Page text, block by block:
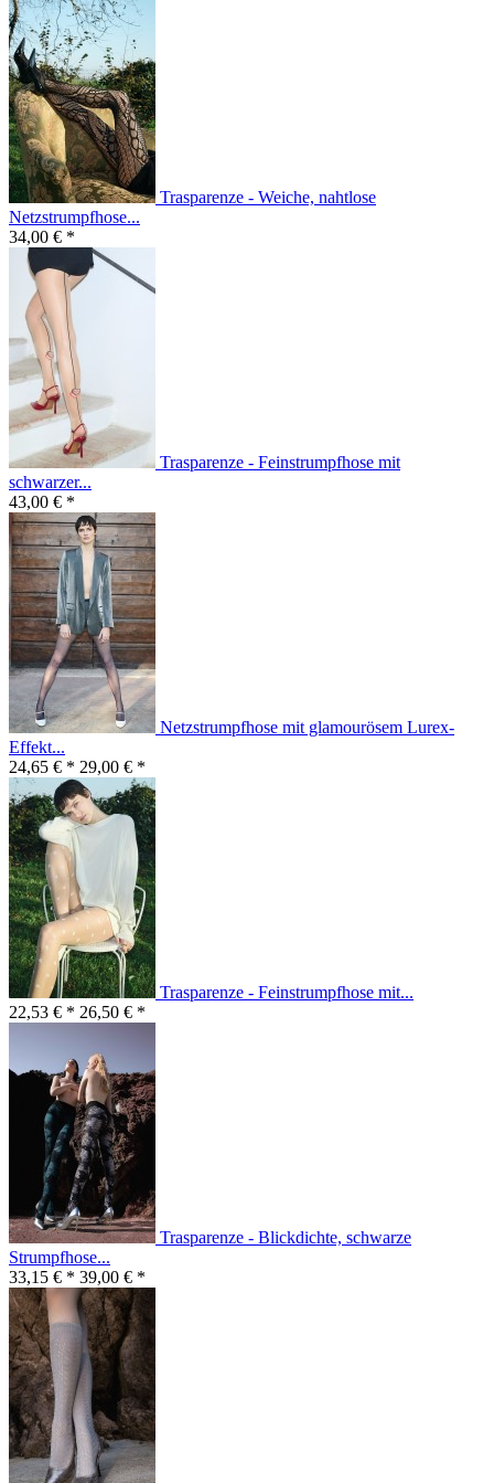
Trasparenze - Weiche, nahtlose
Netzstrumpfhose...
34,00 € *
Trasparenze - Feinstrumpfhose mit
schwarzer...
43,00 € *
Netzstrumpfhose mit glamourösem Lurex-
Effekt...
24,65 € * 29,00 € *
Trasparenze - Feinstrumpfhose mit...
22,53 € * 26,50 € *
Trasparenze - Blickdichte, schwarze
Strumpfhose...
33,15 € * 39,00 € *